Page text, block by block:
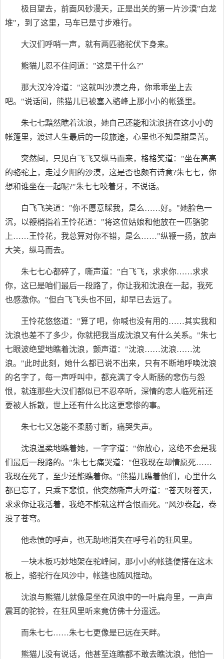
极目望去，前面风砂漫天，正是出关的第一片沙漠"白龙
堆"，到了这里，马车已是寸步难行。
大汉们呼哨一声，就有两匹骆驼伏下身来。
熊猫儿忍不住问道："这是干什么?"
那大汉冷冷道："这就叫沙漠之舟，你乖乖坐上去
吧。"说话间，熊猫儿已被塞入骆峰上那小小的帐篷里。
朱七七黯然瞧着沈浪，她自己还能和沈浪挤在这小小的
帐篷里，渡过人生最后的一段旅途，心里也不知是甜是苦。
突然间，只见白飞飞又纵马而来，格格笑道："坐在高高
的骆驼上，走过夕阳的沙漠，这是否也颇有诗意?朱七七，你
想和谁坐在一起呢?"朱七七咬着牙，不说话。
白飞飞笑道："你不愿意睬我，是么……好。"她脸色一
沉，以鞭梢指着王怜花道："将这位姑娘和他放在一匹骆驼
上……王怜花，我总算对你不错，是么……"纵鞭一扬，放声
大笑，纵马而去。
朱七七心都碎了，嘶声道："白飞飞，求求你……求求
你，这已是咱们最后一段路了，你让我和沈浪在一起，我死
也感激你。"但白飞飞头也不回，却早已去远了。
王怜花悠悠道："算了吧，你喊也没有用的……其实我和
沈浪也差不了多少，你就把我当成沈浪又有什么关系。"朱七
七眼波绝望地瞧着沈浪，颤声道："沈浪……沈浪……沈
浪。"此时此刻，她什么都已说不出来，只有不断地呼唤沈浪
的名字了，每一声呼叫中，都充满了令人断肠的悲伤与怨
恨，就连那些大汉们都似已不忍卒听，深情的恋人临死前还
要被人拆散，世上还有什么比这更悲惨的事。
朱七七又怎能不柔肠寸断，痛哭失声。
沈浪温柔地瞧着她，一字字道："你放心，这绝不会是我
们最后一段路的。"朱七七痛哭道："但我现在却情愿死……
我现在死了，至少还能瞧着你。"熊猫儿瞧着他们，心里什么
都已忘了，只乘下悲愤，他突然嘶声大呼道："苍天呀苍天，
求求你让我活着，我绝不能就这样含恨而死。"风沙卷起，卷
没了苍穹。
他悲愤的呼声，也无助地消失在呼号着的狂风里。
一块木板巧妙地架在驼峰间，那小小的帐篷便搭在这木
板上，骆驼行在风沙中，帐篷也随风摇动。
沈浪与熊猫儿就像是坐在风浪中的一叶扁舟里，一声声
震耳的驼铃，在狂风里听来竟仿佛十分遥远。
而朱七七……朱七七更像是已远在天畔。
熊猫儿没有说话，他甚至连瞧都不敢去瞧沈浪，他怕一